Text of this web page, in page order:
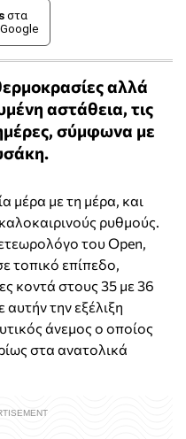
στα
αλλά
αστάθεια, τις
σύμφωνα με
μέρα με τη μέρα, και
ρυθμούς.
του Open,
τοπικό επίπεδο,
κοντά στους 35 με 36
την εξέλιξη
άνεμος ο οποίος
στα ανατολικά